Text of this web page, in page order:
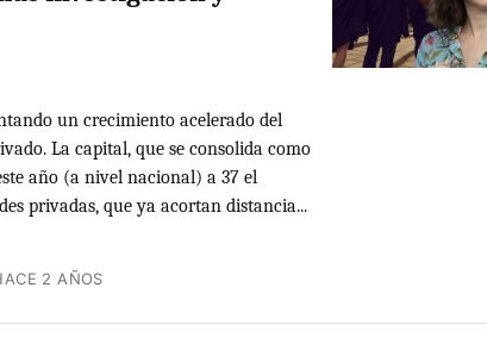
un crecimiento acelerado del
La capital, que se consolida como
año (a nivel nacional) a 37 el
privadas, que ya acortan distancia...
2 AÑOS